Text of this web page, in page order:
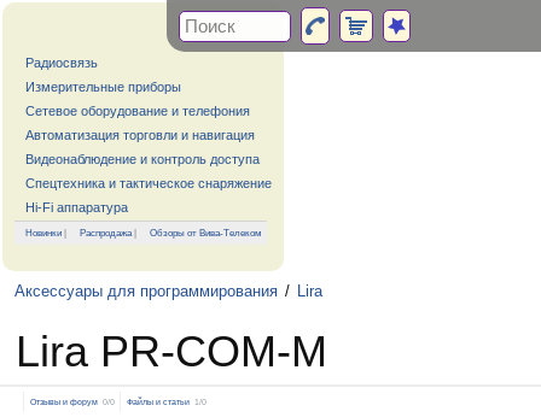
Радиосвязь
Измерительные приборы
Сетевое оборудование и телефония
Автоматизация торговли и навигация
Видеонаблюдение и контроль доступа
Спецтехника и тактическое снаряжение
Hi-Fi аппаратура
Новинки | Распродажа| Обзоры от Вива-Телеком
Аксессуары для программирования / Lira
Lira PR-COM-M
Отзывы и форум 0/0 Файлы и статьи 1/0